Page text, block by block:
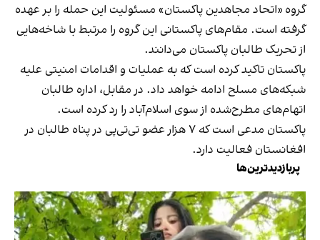
گروه «اتحاد مجاهدین پاکستان» مسئولیت این حمله را بر عهده
گرفته است. مقام‌های پاکستانی این گروه را مرتبط با شاخه‌هایی
از تحریک طالبان پاکستان می‌دانند.
پاکستان تاکید کرده است که به عملیات و اقدامات امنیتی علیه
شبکه‌های مسلح ادامه خواهد داد. در مقابل، اداره طالبان
اتهام‌های مطرح‌شده از سوی اسلام‌آباد را رد کرده است.
پاکستان مدعی است که ۷ هزار عضو تی‌تی‌پی در پناه طالبان در
افغانستان فعالیت دارد.
پربازدیدترین‌ها